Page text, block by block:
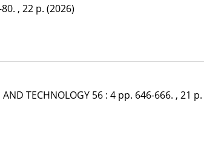
, 22 p. (2026)
AND TECHNOLOGY 56: 4 pp. 646-666. , 21 p.